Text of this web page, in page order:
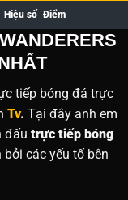
Hiệu số Điểm
tiếp bóng đá trực
Tv. Tại đây anh em
đấu trực tiếp bóng
các yếu tố bên